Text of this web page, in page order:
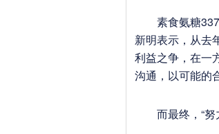
素食氨糖337
新明表示，从去
利益之争，在一
沟通，以可能的
而最终，“努